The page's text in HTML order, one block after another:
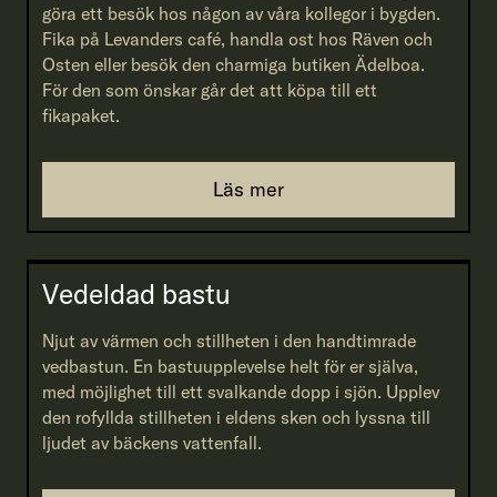
göra ett besök hos någon av våra kollegor i bygden.
Fika på Levanders café, handla ost hos Räven och
Osten eller besök den charmiga butiken Ädelboa.
För den som önskar går det att köpa till ett
fikapaket.
Läs mer
Vedeldad bastu
Njut av värmen och stillheten i den handtimrade
vedbastun. En bastuupplevelse helt för er själva,
med möjlighet till ett svalkande dopp i sjön. Upplev
den rofyllda stillheten i eldens sken och lyssna till
ljudet av bäckens vattenfall.